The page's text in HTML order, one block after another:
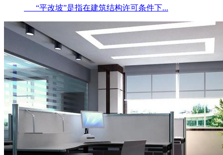
“平改坡”是指在建筑结构许可条件下...